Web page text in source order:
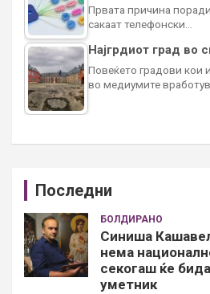
Првата причина
сакаат телефонски…
Најгрдиот град во
Повеќето градови кои
во медиумите
Последни
БОЛДИРАНО
Синиша
нема
секогаш ќе
уметник